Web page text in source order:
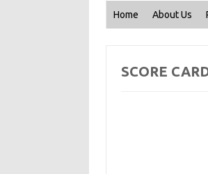
Home About Us
SCORE